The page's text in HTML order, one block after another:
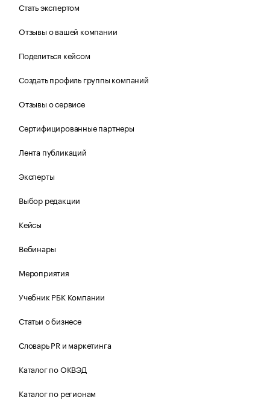
Стать экспертом
Отзывы о вашей компании
Поделиться кейсом
Создать профиль группы компаний
Отзывы о сервисе
Сертифицированные партнеры
Лента публикаций
Эксперты
Выбор редакции
Кейсы
Вебинары
Мероприятия
Учебник РБК Компании
Статьи о бизнесе
Словарь PR и маркетинга
Каталог по ОКВЭД
Каталог по регионам